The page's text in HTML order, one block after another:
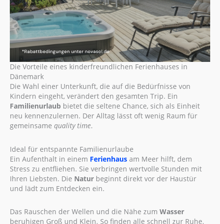
Die Vorteile eines kinderfreundlichen Ferienhauses in
Dänemark
Die Wahl einer Unterkunft, die auf die Bedürfnisse von
Kindern eingeht, verändert den gesamten Trip. Ein
Familienurlaub bietet die seltene Chance, sich als Einheit
neu kennenzulernen. Der Alltag lässt oft wenig Raum für
gemeinsame quality time.
Ideal für entspannte Familienurlaube
Ein Aufenthalt in einem Ferienhaus am Meer hilft, dem
Stress zu entfliehen. Sie verbringen wertvolle Stunden mit
Ihren Liebsten. Die Natur beginnt direkt vor der Haustür
und lädt zum Entdecken ein.
Das Rauschen der Wellen und die Nähe zum Wasser
beruhigen Groß und Klein. So finden alle schnell zur Ruhe.